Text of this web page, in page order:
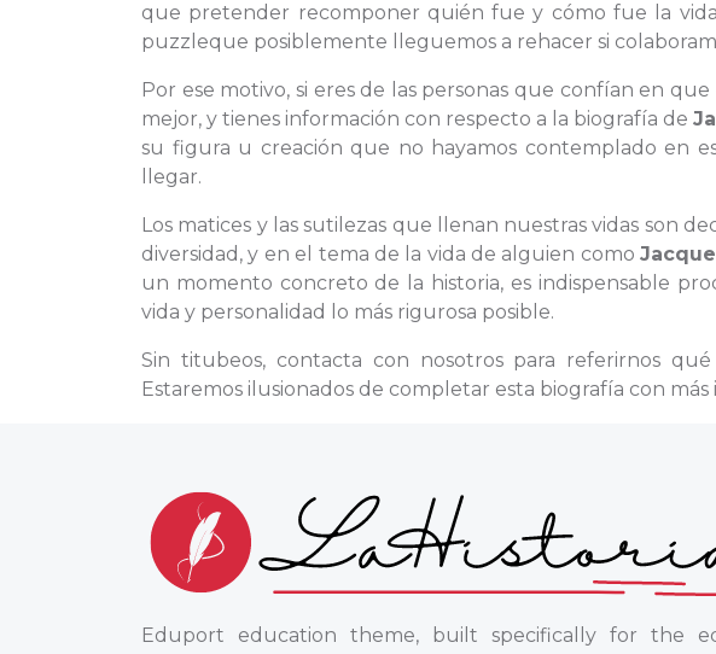
que pretender recomponer quién fue y cómo fue la
puzzleque posiblemente lleguemos a rehacer si
Por ese motivo, si eres de las personas que confían en
mejor, y tienes información con respecto a la biografía de
su figura u creación que no hayamos contemplado en
llegar.
Los matices y las sutilezas que llenan nuestras vidas son
diversidad, y en el tema de la vida de alguien como
un momento concreto de la historia, es indispensable
vida y personalidad lo más rigurosa posible.
Sin titubeos, contacta con nosotros para referirnos
Estaremos ilusionados de completar esta biografía con más
Eduport education theme, built specifically for the